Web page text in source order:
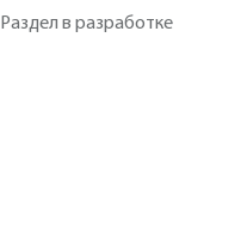
Раздел в разработке